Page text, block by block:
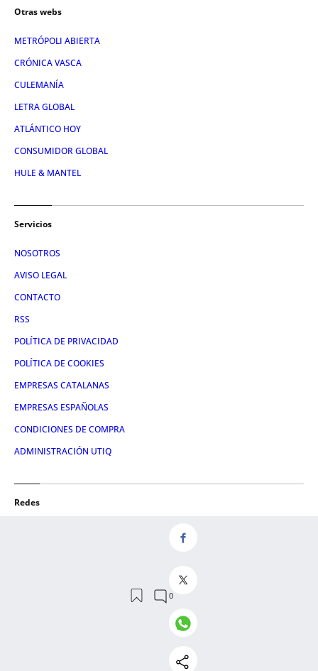
Otras webs
METRÓPOLI ABIERTA
CRÓNICA VASCA
CULEMANÍA
LETRA GLOBAL
ATLÁNTICO HOY
CONSUMIDOR GLOBAL
HULE & MANTEL
Servicios
NOSOTROS
AVISO LEGAL
CONTACTO
RSS
POLÍTICA DE PRIVACIDAD
POLÍTICA DE COOKIES
EMPRESAS CATALANAS
EMPRESAS ESPAÑOLAS
CONDICIONES DE COMPRA
ADMINISTRACIÓN UTIQ
Redes